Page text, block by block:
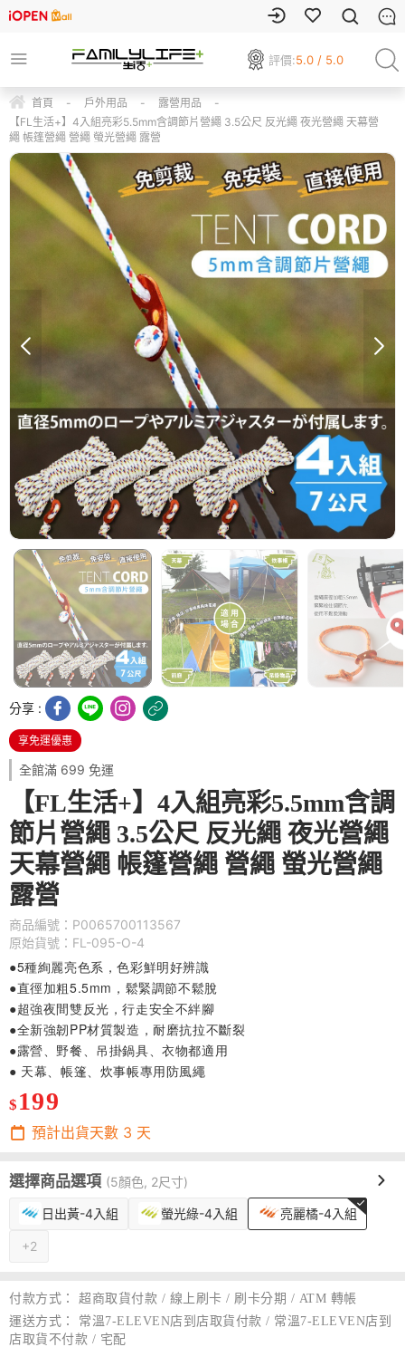
評價:5.0 / 5.0
首頁 - 戶外用品 - 露營用品
-
【FL生活+】4入組亮彩5.5mm含調節片營繩 3.5公尺 反光繩 夜光營繩 天幕營
繩 帳篷營繩 營繩 螢光營繩 露營
分享 :
享免運優惠
全館滿 699 免運
【FL生活+】4入組亮彩5.5mm含調
節片營繩 3.5公尺 反光繩 夜光營繩
天幕營繩 帳篷營繩 營繩 螢光營繩
露營
商品編號：P0065700113567
原始貨號：FL-095-O-4
●5種絢麗亮色系，色彩鮮明好辨識
●直徑加粗5.5mm，鬆緊調節不鬆脫
●超強夜間雙反光，行走安全不絆腳
●全新強韌PP材質製造，耐磨抗拉不斷裂
●露營、野餐、吊掛鍋具、衣物都適用
● 天幕、帳篷、炊事帳專用防風繩
$ 199
預計出貨天數 3 天
選擇商品選項 (5顏色, 2尺寸)
日出黃-4入組 螢光綠-4入組 亮麗橘-4入組
+2
付款方式：
超商取貨付款 / 線上刷卡 / 刷卡分期 / ATM 轉帳
運送方式：
常溫7-ELEVEN店到店取貨付款 / 常溫7-ELEVEN店到
店取貨不付款 / 宅配